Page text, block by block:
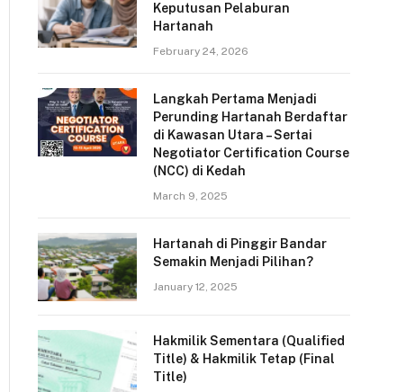
Keputusan Pelaburan
Hartanah
February 24, 2026
Langkah Pertama Menjadi
Perunding Hartanah Berdaftar
di Kawasan Utara – Sertai
Negotiator Certification Course
(NCC) di Kedah
March 9, 2025
Hartanah di Pinggir Bandar
Semakin Menjadi Pilihan?
January 12, 2025
Hakmilik Sementara (Qualified
Title) & Hakmilik Tetap (Final
Title)